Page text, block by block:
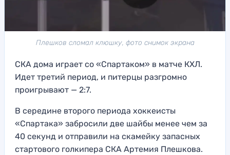
Плешков сломал клюшку, фото снимок экрана
СКА дома играет со «Спартаком» в матче КХЛ.
Идет третий период, и питерцы разгромно
проигрывают — 2:7.
В середине второго периода хоккеисты
«Спартака» забросили две шайбы менее чем за
40 секунд и отправили на скамейку запасных
стартового голкипера СКА Артемия Плешкова.